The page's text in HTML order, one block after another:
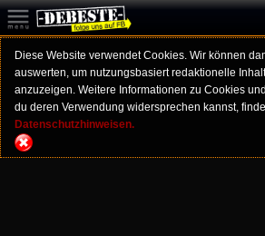
Diese Website verwendet Cookies. Wir können
auswerten, um nutzungsbasiert redaktionelle
anzuzeigen. Weitere Informationen zu Cookies
du deren Verwendung widersprechen kannst,
Datenschutzhinweisen.